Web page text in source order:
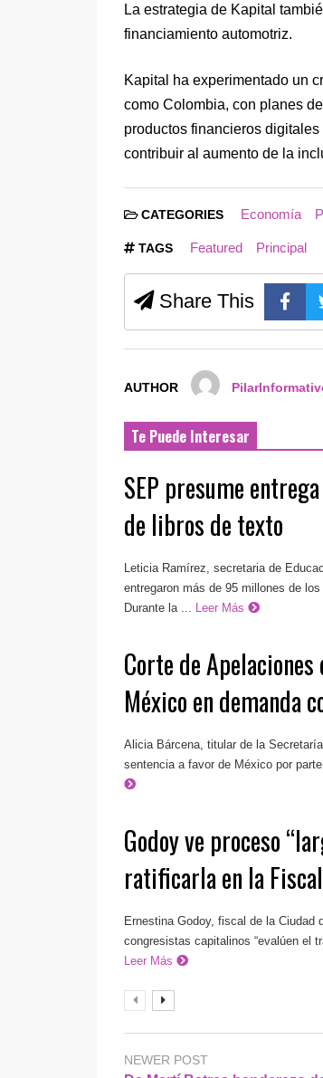
La estrategia de Kapital
financiamiento automotriz.
Kapital ha experimentado un
como Colombia, con planes
productos financieros
contribuir al aumento de la
CATEGORIES Economía
TAGS Featured Principal
Share This
AUTHOR
Te Puede Interesar
SEP presume
de libros de texto
Leticia Ramírez, secretaria de
entregaron más de 95 millones de
Durante la ...
Leer Más
Corte de
México en demanda
Alicia Bárcena, titular de la
sentencia a favor de México por
Godoy ve proceso
ratificarla en la
Ernestina Godoy, fiscal de la Ciudad
congresistas capitalinos “evalúen el
Leer Más
NEWER POST